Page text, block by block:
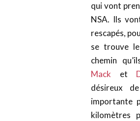
qui vont
NSA. Ils
rescapés,
se trouve
chemin
Mack et
désireux
importante
kilomètres